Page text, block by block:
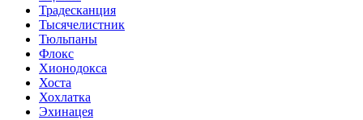
Традесканция
Тысячелистник
Тюльпаны
Флокс
Хионодокса
Хоста
Хохлатка
Эхинацея